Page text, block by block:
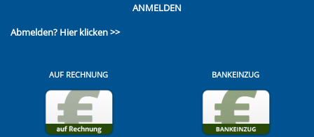
ANMELDEN
Abmelden? Hier klicken >>
AUF RECHNUNG BANKEINZUG